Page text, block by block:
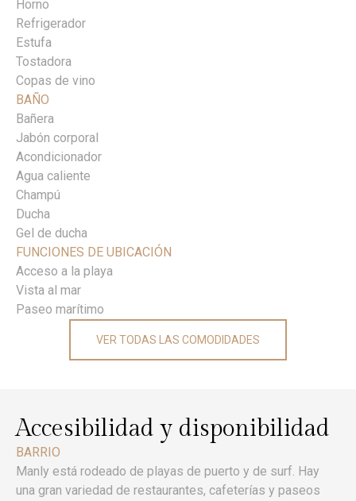
Horno
Refrigerador
Estufa
Tostadora
Copas de vino
BAÑO
Bañera
Jabón corporal
Acondicionador
Agua caliente
Champú
Ducha
Gel de ducha
FUNCIONES DE UBICACIÓN
Acceso a la playa
Vista al mar
Paseo marítimo
VER TODAS LAS COMODIDADES
Accesibilidad y disponibilidad
BARRIO
Manly está rodeado de playas de puerto y de surf. Hay
una gran variedad de restaurantes, cafeterías y paseos